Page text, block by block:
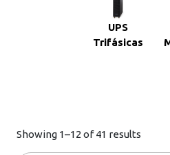
UPS
Trifásicas
Showing 1–12 of 41 results